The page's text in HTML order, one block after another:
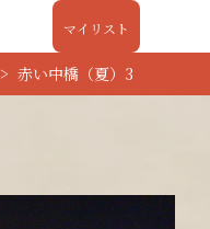
マイリスト
赤い中橋（夏）3